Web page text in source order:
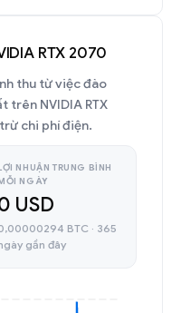
RTX 2070
thu từ việc đào
trên NVIDIA RTX
chi phí điện.
NHUẬN TRUNG BÌNH
NGÀY
USD
BTC · 365
gần đây